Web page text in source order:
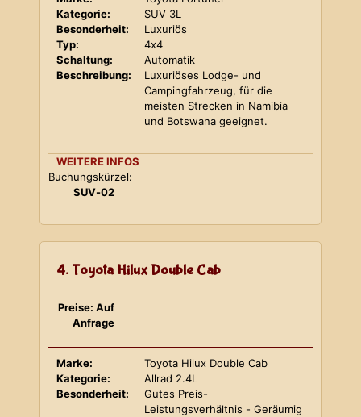
Kategorie:
SUV 3L
Besonderheit:
Luxuriös
Typ:
4x4
Schaltung:
Automatik
Beschreibung:
Luxuriöses Lodge- und
Campingfahrzeug, für die
meisten Strecken in Namibia
und Botswana geeignet.
WEITERE INFOS
Buchungskürzel:
SUV-02
4. Toyota Hilux Double Cab
Preise: Auf
Anfrage
Marke:
Toyota Hilux Double Cab
Kategorie:
Allrad 2.4L
Besonderheit:
Gutes Preis-
Leistungsverhältnis - Geräumig